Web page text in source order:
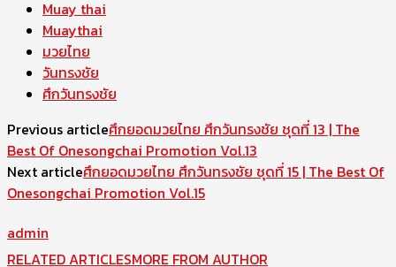
Muay thai
Muaythai
มวยไทย
วันทรงชัย
ศึกวันทรงชัย
Previous articleศึกยอดมวยไทย ศึกวันทรงชัย ชุดที่ 13 | The
Best Of Onesongchai Promotion Vol.13
Next articleศึกยอดมวยไทย ศึกวันทรงชัย ชุดที่ 15 | The Best Of
Onesongchai Promotion Vol.15
admin
RELATED ARTICLESMORE FROM AUTHOR